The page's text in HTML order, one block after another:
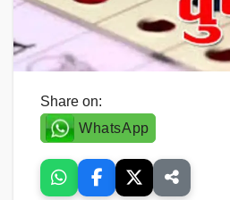
Share on:
WhatsApp